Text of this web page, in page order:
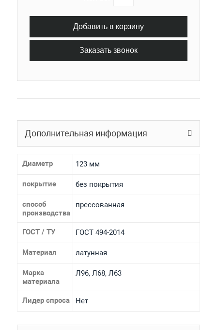
Добавить в корзину
Заказать звонок
Дополнительная информация
Диаметр 123 мм
покрытие без покрытия
способ
производства
прессованная
ГОСТ / ТУ ГОСТ 494-2014
Материал латунная
Марка
материала
Л96, Л68, Л63
Лидер спроса Нет